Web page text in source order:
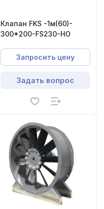
Клапан FKS -1м(60)-
300*200-FS230-НО
Запросить цену
Задать вопрос